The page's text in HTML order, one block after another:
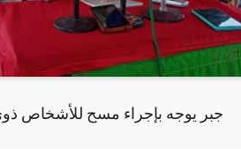
جبر يوجه بإجراء مسح للأشخاص